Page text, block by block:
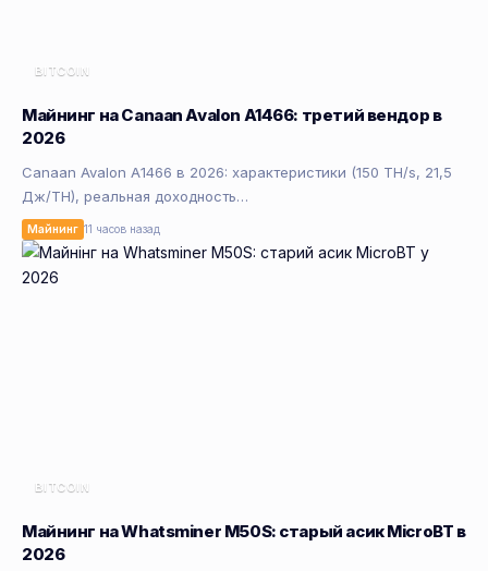
BITCOIN
Майнинг на Canaan Avalon A1466: третий вендор в
2026
Canaan Avalon A1466 в 2026: характеристики (150 TH/s, 21,5
Дж/TH), реальная доходность…
Майнинг 11 часов назад
BITCOIN
Майнинг на Whatsminer M50S: старый асик MicroBT в
2026